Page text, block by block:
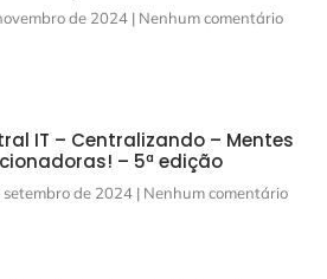
de 2024 Nenhum comentário
IT – Centralizando – Mentes
– 5ª edição
setembro de 2024 Nenhum comentário